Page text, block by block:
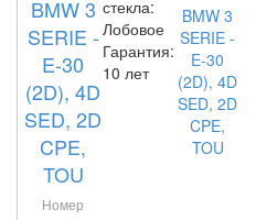
BMW 3
SERIE -
E-30
(2D), 4D
SED, 2D
CPE,
TOU
Номер
стекла:
Лобовое
Гарантия:
10 лет